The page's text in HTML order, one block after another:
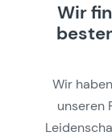
Wir
Wir
unseren